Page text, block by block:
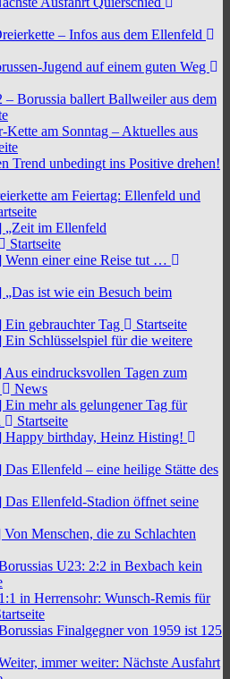
– Infos aus dem Ellenfeld
Jugend auf einem guten Weg
– Borussia ballert Ballweiler aus dem
Kette am Sonntag – Aktuelles aus
Trend unbedingt ins Positive drehen!
am Feiertag: Ellenfeld und
„Zeit im Ellenfeld
Startseite
Wenn einer eine Reise tut …
„Das ist wie ein Besuch beim
Ein gebrauchter Tag
Startseite
Ein Schlüsselspiel für die weitere
Aus eindrucksvollen Tagen zum
News
Ein mehr als gelungener Tag für
Startseite
Happy birthday, Heinz Histing!
Das Ellenfeld – eine heilige Stätte des
Das Ellenfeld-Stadion öffnet seine
Von Menschen, die zu Schlachten
U23: 2:2 in Bexbach kein
1:1 in Herrensohr: Wunsch-Remis für
Finalgegner von 1959 ist 125
immer weiter: Nächste Ausfahrt